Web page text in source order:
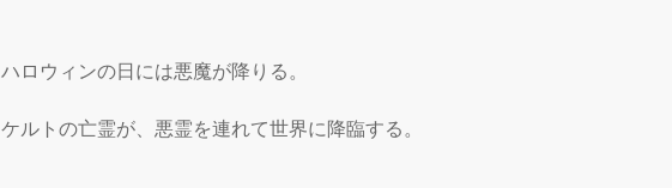
ハロウィンの日には悪魔が降りる。
ケルトの亡霊が、悪霊を連れて世界に降臨する。